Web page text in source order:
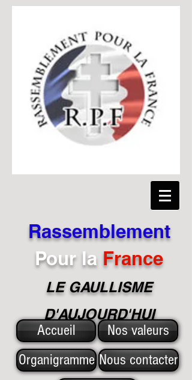
Rassemblement
Pour la France
LE GAULLISME
D'AUJOURD'HUI
Accueil
Nos valeurs
Organigramme Nous contacter